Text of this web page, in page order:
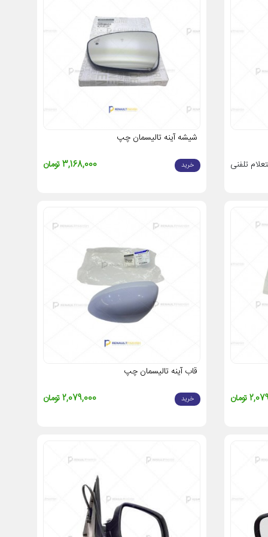
بر ایمنی و راحتی رانندگی تأثیر می‌گذارد. با انتخاب قطعات
تلفنی
شیشه آینه تالیسمان چپ
خرید 3,168,000 تومان
تومان
قاب آینه تالیسمان چپ
خرید 2,079,000 تومان